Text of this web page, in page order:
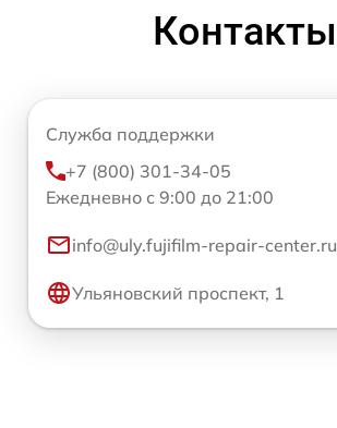
Контакты
Служба поддержки
+7 (800) 301-34-05
Ежедневно с 9:00 до 21:00
info@uly.fujifilm-repair-center.ru
Ульяновский проспект, 1